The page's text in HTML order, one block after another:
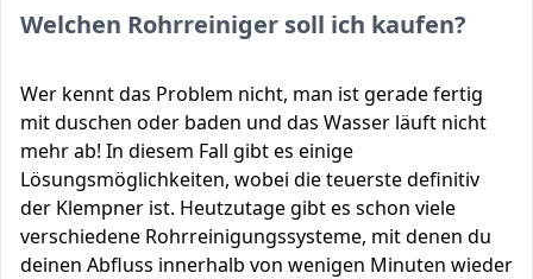
Welchen Rohrreiniger soll ich kaufen?
Wer kennt das Problem nicht, man ist gerade fertig
mit duschen oder baden und das Wasser läuft nicht
mehr ab! In diesem Fall gibt es einige
Lösungsmöglichkeiten, wobei die teuerste definitiv
der Klempner ist. Heutzutage gibt es schon viele
verschiedene Rohrreinigungssysteme, mit denen du
deinen Abfluss innerhalb von wenigen Minuten wieder